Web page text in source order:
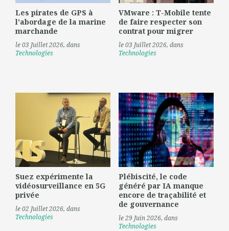
Les pirates de GPS à
l'abordage de la marine
marchande
le 03 Juillet 2026, dans
Technologies
VMware : T-Mobile tente
de faire respecter son
contrat pour migrer
le 03 Juillet 2026, dans
Technologies
Suez expérimente la
vidéosurveillance en 5G
privée
le 02 Juillet 2026, dans
Technologies
Plébiscité, le code
généré par IA manque
encore de traçabilité et
de gouvernance
le 29 Juin 2026, dans
Technologies